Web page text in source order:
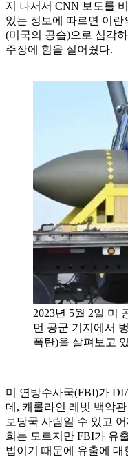
지 나서서 CNN 보도를
있는 정보에 따르면 이
(미국의 공습)으로 심각
주장에 힘을 실어줬다.
2023년 5월 2일 미
먼 공군 기지에서
폭탄)을 살펴보고
미 연방수사국(FBI)가
데, 캐롤라인 레빗 백악
보당국 사람일 수 있고
희는 모르지만 FBI가 유
법이기 때문에 유출에 대